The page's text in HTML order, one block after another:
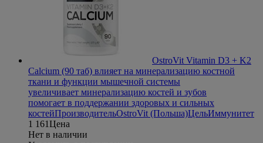
OstroVit Vitamin D3 + K2
Calcium (90 таб) влияет на минерализацию костной
ткани и функции мышечной системы
увеличивает минерализацию костей и зубов
помогает в поддержании здоровых и сильных
костейПроизводительOstroVit (Польша)ЦельИммунитет
1 161Цена
Нет в наличии